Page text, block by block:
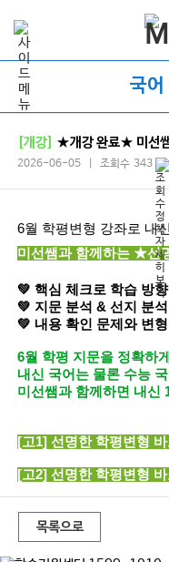
국어
[개강] ★개강 완료★ 미선
2026-06-05 | 조회수 343
6월 학평변형 강좌로 내
미선쌤과 함께하는 ★선
💚 핵심 체크로 학습 방향
💚 지문 분석 & 선지 분
💚 내용 확인 문제와 변
6월 학평 지문을 정확하
내신 국어는 물론 수능
미선쌤과 함께하면 내신
[고1] 선명한 학평변형
[고2] 선명한 학평변형
목록으로